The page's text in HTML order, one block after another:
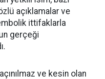
açıklamalar ve
ittifaklarla
gerçeği
ve kesin olan